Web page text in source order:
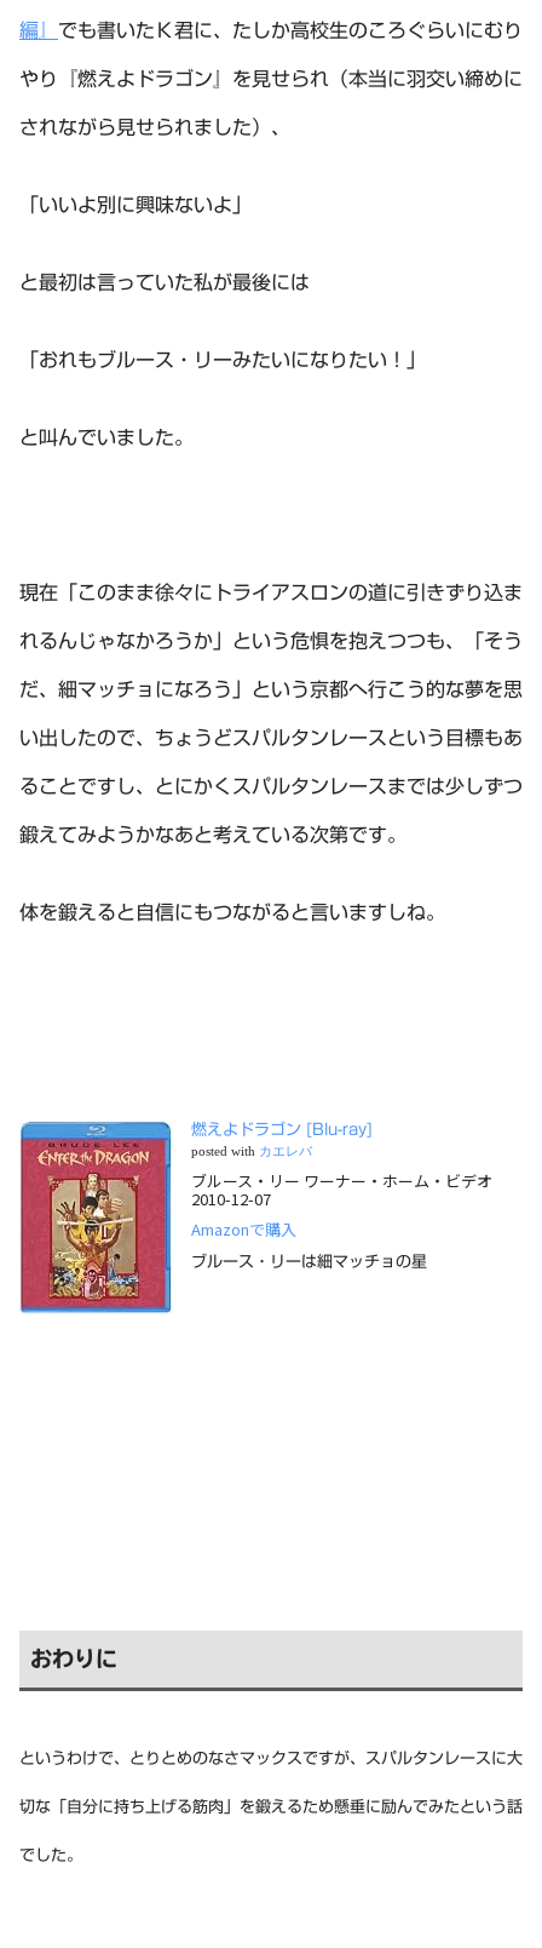
編』 でも書いたＫ君に、たしか高校生のころぐらいにむり
やり『燃えよドラゴン』を見せられ（本当に羽交い締めに
されながら見せられました）、
「いいよ別に興味ないよ」
と最初は言っていた私が最後には
「おれもブルース・リーみたいになりたい！」
と叫んでいました。
現在「このまま徐々にトライアスロンの道に引きずり込ま
れるんじゃなかろうか」という危惧を抱えつつも、「そう
だ、細マッチョになろう」という京都へ行こう的な夢を思
い出したので、ちょうどスパルタンレースという目標もあ
ることですし、とにかくスパルタンレースまでは少しずつ
鍛えてみようかなあと考えている次第です。
体を鍛えると自信にもつながると言いますしね。
燃えよドラゴン [Blu-ray]
posted with カエレバ
ブルース・リー ワーナー・ホーム・ビデオ
2010-12-07
Amazonで購入
ブルース・リーは細マッチョの星
おわりに
というわけで、とりとめのなさマックスですが、スパルタンレースに大
切な「自分に持ち上げる筋肉」を鍛えるため懸垂に励んでみたという話
でした。